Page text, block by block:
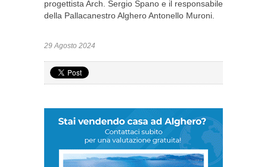
progettista Arch. Sergio Spano e il responsabile
della Pallacanestro Alghero Antonello Muroni.
29 Agosto 2024